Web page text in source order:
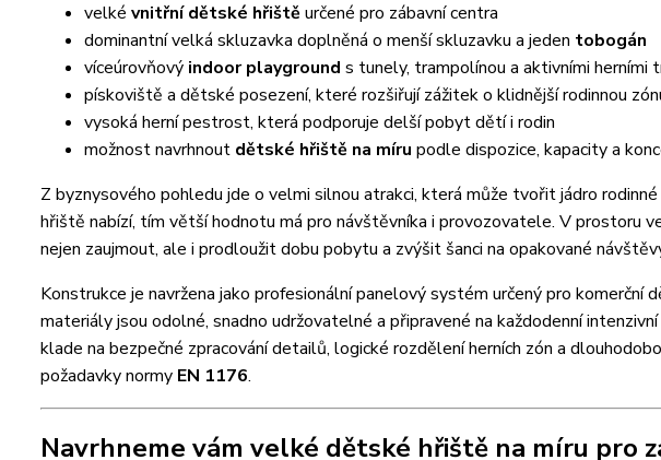
velké vnitřní dětské hřiště určené pro zábavní centra
dominantní velká skluzavka doplněná o menší skluzavku a jeden tobogán
víceúrovňový indoor playground s tunely, trampolínou a aktivními herními
pískoviště a dětské posezení, které rozšiřují zážitek o klidnější rodinnou
vysoká herní pestrost, která podporuje delší pobyt dětí i rodin
možnost navrhnout dětské hřiště na míru podle dispozice, kapacity a
Z byznysového pohledu jde o velmi silnou atrakci, která může tvořit jádro
hřiště nabízí, tím větší hodnotu má pro návštěvníka i provozovatele. V prostoru
nejen zaujmout, ale i prodloužit dobu pobytu a zvýšit šanci na opakované
Konstrukce je navržena jako profesionální panelový systém určený pro komerční
materiály jsou odolné, snadno udržovatelné a připravené na každodenní
klade na bezpečné zpracování detailů, logické rozdělení herních zón a
požadavky normy EN 1176.
Navrhneme vám velké dětské hřiště na míru pro